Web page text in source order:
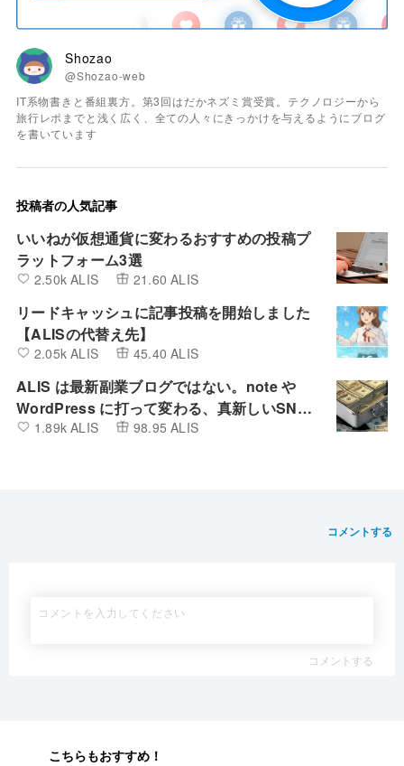
Shozao
@Shozao-web
IT系物書きと番組裏方。第3回はだかネズミ賞受賞。テクノロジーから
旅行レポまでと浅く広く、全ての人々にきっかけを与えるようにブログ
を書いています
投稿者の人気記事
いいねが仮想通貨に変わるおすすめの投稿プ
ラットフォーム3選
2.50k ALIS 21.60 ALIS
リードキャッシュに記事投稿を開始しました
【ALISの代替え先】
2.05k ALIS 45.40 ALIS
ALIS は最新副業ブログではない。note や
WordPress に打って変わる、真新しいSNS
とBlogの融合したプラットフォーム
1.89k ALIS 98.95 ALIS
コメントする
コメントする
こちらもおすすめ！